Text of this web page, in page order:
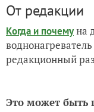
От редакции
Когда и почемуна
редакционный
Это может быть